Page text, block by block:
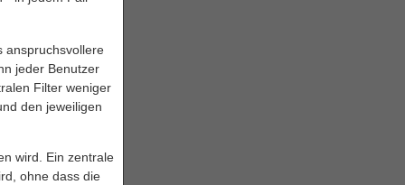
anspruchsvollere
jeder Benutzer
Filter weniger
den jeweiligen
wird. Ein zentrale
ohne dass die